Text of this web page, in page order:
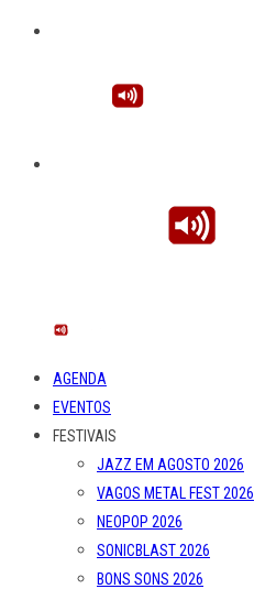
AGENDA
EVENTOS
FESTIVAIS
JAZZ EM AGOSTO 2026
VAGOS METAL FEST 2026
NEOPOP 2026
SONICBLAST 2026
BONS SONS 2026